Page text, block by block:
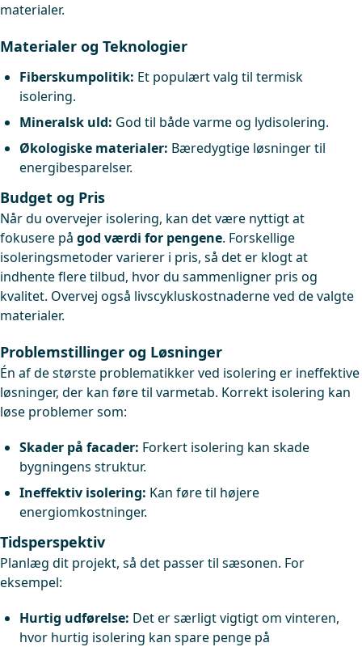
materialer.
Materialer og Teknologier
Fiberskumpolitik: Et populært valg til termisk
isolering.
Mineralsk uld: God til både varme og lydisolering.
Økologiske materialer: Bæredygtige løsninger til
energibesparelser.
Budget og Pris
Når du overvejer isolering, kan det være nyttigt at
fokusere på god værdi for pengene. Forskellige
isoleringsmetoder varierer i pris, så det er klogt at
indhente flere tilbud, hvor du sammenligner pris og
kvalitet. Overvej også livscykluskostnaderne ved de valgte
materialer.
Problemstillinger og Løsninger
Én af de største problematikker ved isolering er ineffektive
løsninger, der kan føre til varmetab. Korrekt isolering kan
løse problemer som:
Skader på facader: Forkert isolering kan skade
bygningens struktur.
Ineffektiv isolering: Kan føre til højere
energiomkostninger.
Tidsperspektiv
Planlæg dit projekt, så det passer til sæsonen. For
eksempel:
Hurtig udførelse: Det er særligt vigtigt om vinteren,
hvor hurtig isolering kan spare penge på